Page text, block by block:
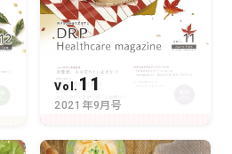
Vol. 11
2021年9月号